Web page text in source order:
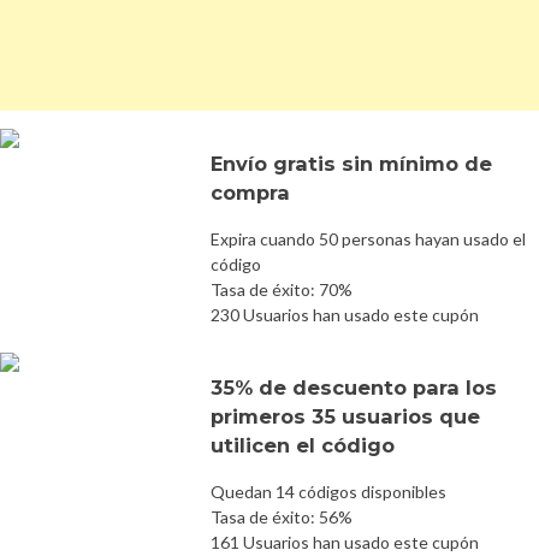
Envío gratis sin mínimo de
compra
Expira cuando 50 personas hayan usado el
código
Tasa de éxito: 70%
230 Usuarios han usado este cupón
35% de descuento para los
primeros 35 usuarios que
utilicen el código
Quedan 14 códigos disponibles
Tasa de éxito: 56%
161 Usuarios han usado este cupón